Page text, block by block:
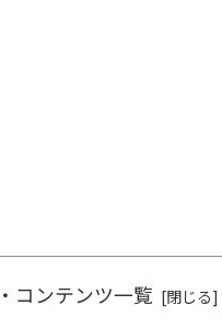
コンテンツ一覧